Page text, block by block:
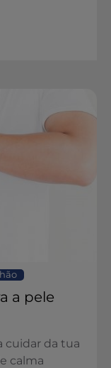
a pele
cuidar da tua
calma